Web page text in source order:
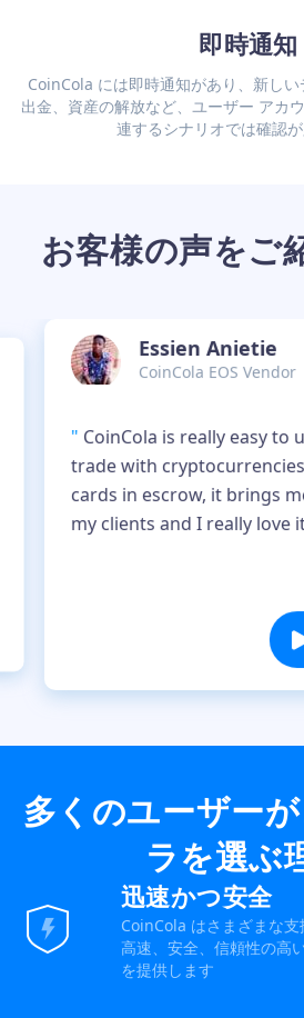
即時通知
CoinCola には即時通知があり、新し
出金、資産の解放など、ユーザー アカ
連するシナリオでは確認が
お客様の声をご
Essien Anietie
CoinCola EOS Vendor
" CoinCola is really easy to
trade with
cards in escrow, it brings
my clients and I really love
多くのユーザー
ラを選ぶ
迅速かつ安全
CoinCola はさまざまな支
高速、安全、信頼性の高
を提供します